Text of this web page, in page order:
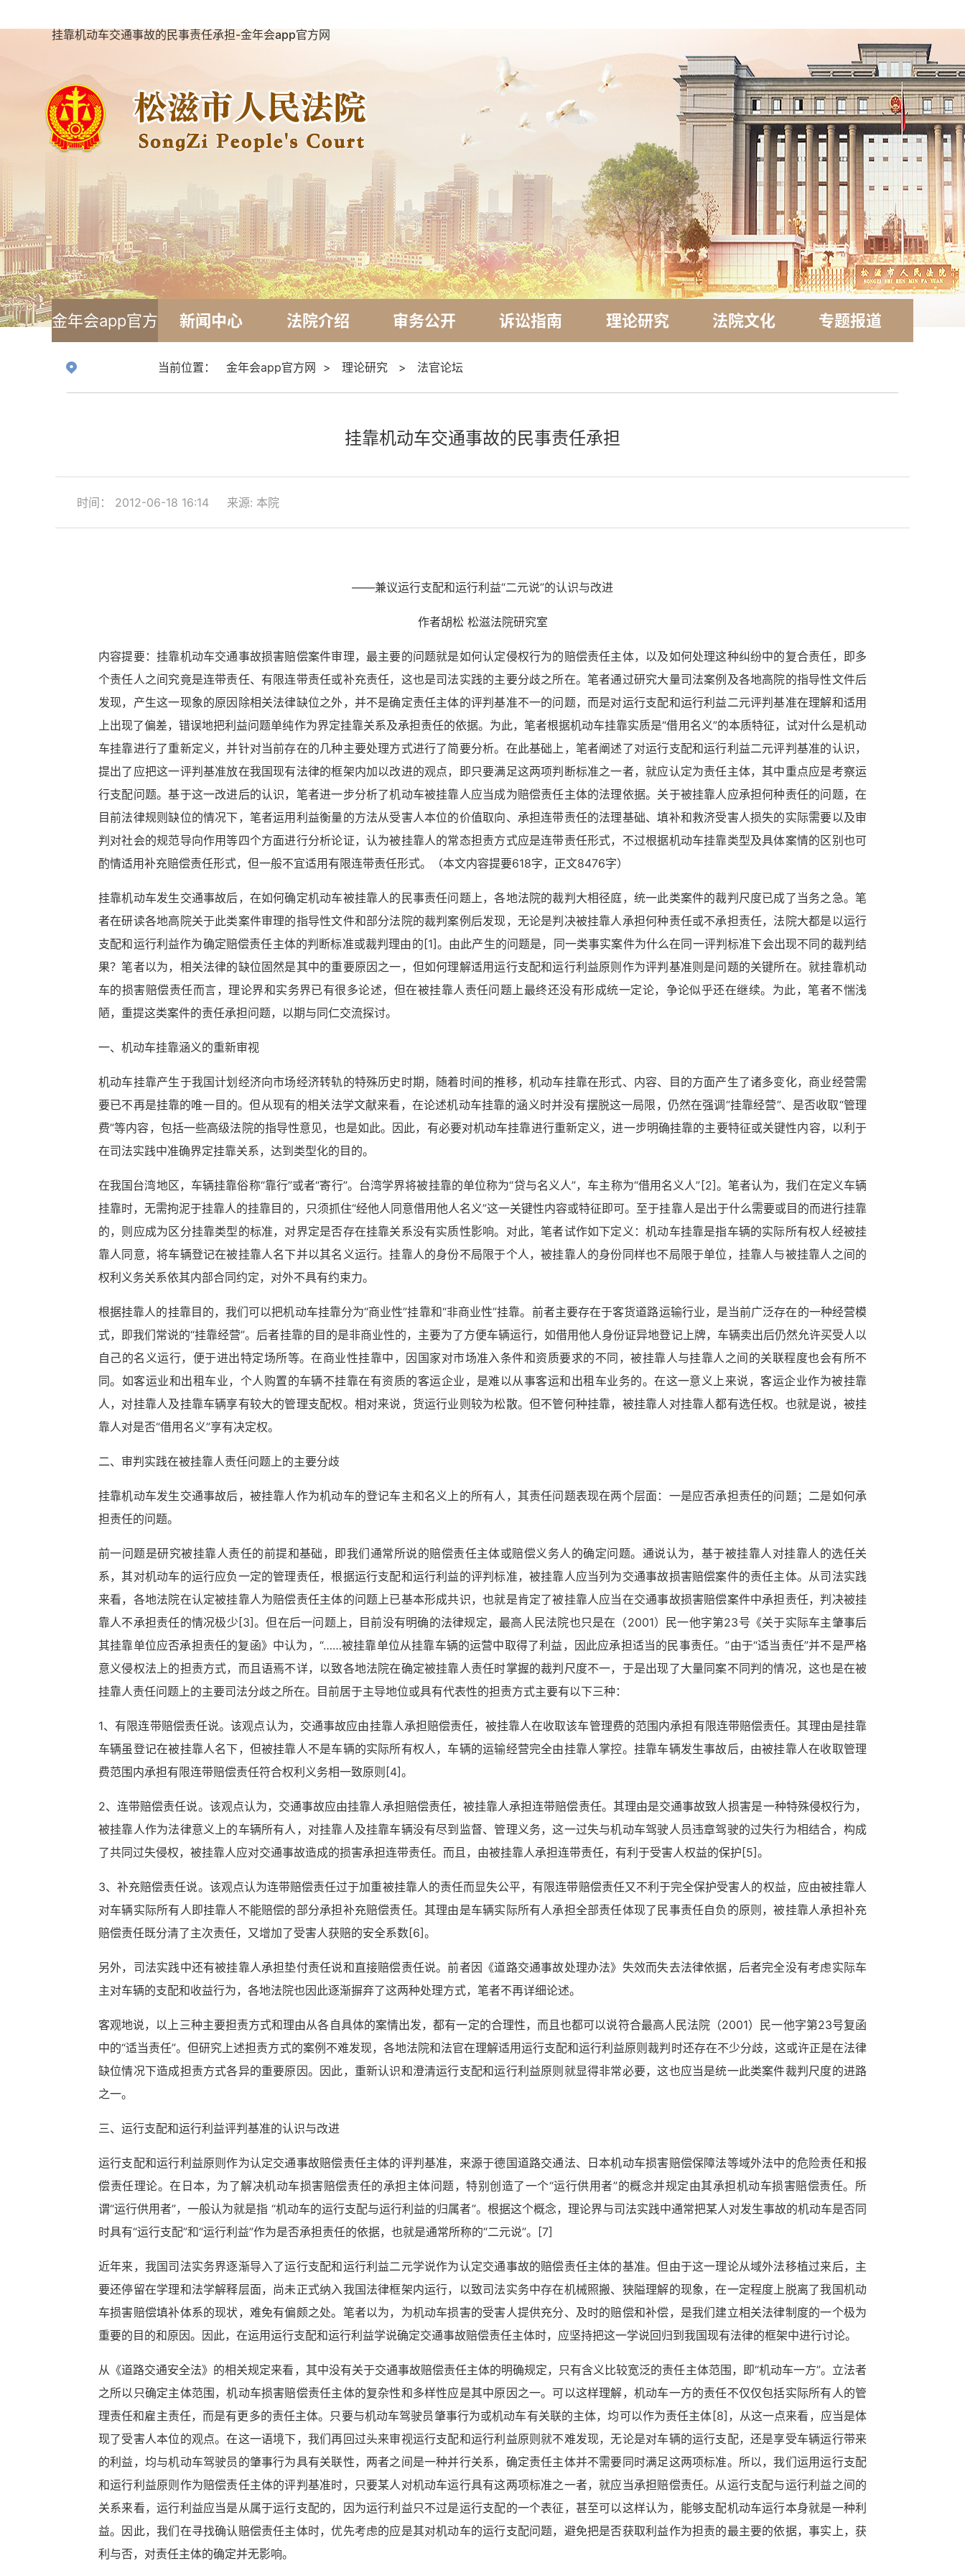
挂靠机动车交通事故的民事责任承担-金年会app官方网
金年会app官方 新闻中心 法院介绍 审务公开 诉讼指南 理论研究 法院文化 专题报道
当前位置： 金年会app官方网 > 理论研究 > 法官论坛
挂靠机动车交通事故的民事责任承担
时间： 2012-06-18 16:14 来源: 本院
——兼议运行支配和运行利益“二元说”的认识与改进
作者胡松 松滋法院研究室
内容提要：挂靠机动车交通事故损害赔偿案件审理，最主要的问题就是如何认定侵权行为的赔偿责任主体，以及如何处理这种纠纷中的复合责任，即多
个责任人之间究竟是连带责任、有限连带责任或补充责任，这也是司法实践的主要分歧之所在。笔者通过研究大量司法案例及各地高院的指导性文件后
发现，产生这一现象的原因除相关法律缺位之外，并不是确定责任主体的评判基准不一的问题，而是对运行支配和运行利益二元评判基准在理解和适用
上出现了偏差，错误地把利益问题单纯作为界定挂靠关系及承担责任的依据。为此，笔者根据机动车挂靠实质是“借用名义”的本质特征，试对什么是机动
车挂靠进行了重新定义，并针对当前存在的几种主要处理方式进行了简要分析。在此基础上，笔者阐述了对运行支配和运行利益二元评判基准的认识，
提出了应把这一评判基准放在我国现有法律的框架内加以改进的观点，即只要满足这两项判断标准之一者，就应认定为责任主体，其中重点应是考察运
行支配问题。基于这一改进后的认识，笔者进一步分析了机动车被挂靠人应当成为赔偿责任主体的法理依据。关于被挂靠人应承担何种责任的问题，在
目前法律规则缺位的情况下，笔者运用利益衡量的方法从受害人本位的价值取向、承担连带责任的法理基础、填补和救济受害人损失的实际需要以及审
判对社会的规范导向作用等四个方面进行分析论证，认为被挂靠人的常态担责方式应是连带责任形式，不过根据机动车挂靠类型及具体案情的区别也可
酌情适用补充赔偿责任形式，但一般不宜适用有限连带责任形式。（本文内容提要618字，正文8476字）
挂靠机动车发生交通事故后，在如何确定机动车被挂靠人的民事责任问题上，各地法院的裁判大相径庭，统一此类案件的裁判尺度已成了当务之急。笔
者在研读各地高院关于此类案件审理的指导性文件和部分法院的裁判案例后发现，无论是判决被挂靠人承担何种责任或不承担责任，法院大都是以运行
支配和运行利益作为确定赔偿责任主体的判断标准或裁判理由的 [1]。由此产生的问题是，同一类事实案件为什么在同一评判标准下会出现不同的裁判结
果？笔者以为，相关法律的缺位固然是其中的重要原因之一，但如何理解适用运行支配和运行利益原则作为评判基准则是问题的关键所在。就挂靠机动
车的损害赔偿责任而言，理论界和实务界已有很多论述，但在被挂靠人责任问题上最终还没有形成统一定论，争论似乎还在继续。为此，笔者不惴浅
陋，重提这类案件的责任承担问题，以期与同仁交流探讨。
一、机动车挂靠涵义的重新审视
机动车挂靠产生于我国计划经济向市场经济转轨的特殊历史时期，随着时间的推移，机动车挂靠在形式、内容、目的方面产生了诸多变化，商业经营需
要已不再是挂靠的唯一目的。但从现有的相关法学文献来看，在论述机动车挂靠的涵义时并没有摆脱这一局限，仍然在强调“挂靠经营”、是否收取“管理
费”等内容，包括一些高级法院的指导性意见，也是如此。因此，有必要对机动车挂靠进行重新定义，进一步明确挂靠的主要特征或关键性内容，以利于
在司法实践中准确界定挂靠关系，达到类型化的目的。
在我国台湾地区，车辆挂靠俗称“靠行”或者“寄行”。台湾学界将被挂靠的单位称为“贷与名义人”，车主称为“借用名义人” [2]。笔者认为，我们在定义车辆
挂靠时，无需拘泥于挂靠人的挂靠目的，只须抓住“经他人同意借用他人名义”这一关键性内容或特征即可。至于挂靠人是出于什么需要或目的而进行挂靠
的，则应成为区分挂靠类型的标准，对界定是否存在挂靠关系没有实质性影响。对此，笔者试作如下定义：机动车挂靠是指车辆的实际所有权人经被挂
靠人同意，将车辆登记在被挂靠人名下并以其名义运行。挂靠人的身份不局限于个人，被挂靠人的身份同样也不局限于单位，挂靠人与被挂靠人之间的
权利义务关系依其内部合同约定，对外不具有约束力。
根据挂靠人的挂靠目的，我们可以把机动车挂靠分为“商业性”挂靠和“非商业性”挂靠。前者主要存在于客货道路运输行业，是当前广泛存在的一种经营模
式，即我们常说的“挂靠经营”。后者挂靠的目的是非商业性的，主要为了方便车辆运行，如借用他人身份证异地登记上牌，车辆卖出后仍然允许买受人以
自己的名义运行，便于进出特定场所等。在商业性挂靠中，因国家对市场准入条件和资质要求的不同，被挂靠人与挂靠人之间的关联程度也会有所不
同。如客运业和出租车业，个人购置的车辆不挂靠在有资质的客运企业，是难以从事客运和出租车业务的。在这一意义上来说，客运企业作为被挂靠
人，对挂靠人及挂靠车辆享有较大的管理支配权。相对来说，货运行业则较为松散。但不管何种挂靠，被挂靠人对挂靠人都有选任权。也就是说，被挂
靠人对是否“借用名义”享有决定权。
二、审判实践在被挂靠人责任问题上的主要分歧
挂靠机动车发生交通事故后，被挂靠人作为机动车的登记车主和名义上的所有人，其责任问题表现在两个层面：一是应否承担责任的问题；二是如何承
担责任的问题。
前一问题是研究被挂靠人责任的前提和基础，即我们通常所说的赔偿责任主体或赔偿义务人的确定问题。通说认为，基于被挂靠人对挂靠人的选任关
系，其对机动车的运行应负一定的管理责任，根据运行支配和运行利益的评判标准，被挂靠人应当列为交通事故损害赔偿案件的责任主体。从司法实践
来看，各地法院在认定被挂靠人为赔偿责任主体的问题上已基本形成共识，也就是肯定了被挂靠人应当在交通事故损害赔偿案件中承担责任，判决被挂
靠人不承担责任的情况极少 [3]。但在后一问题上，目前没有明确的法律规定，最高人民法院也只是在（2001）民一他字第23号《关于实际车主肇事后
其挂靠单位应否承担责任的复函》中认为，“……被挂靠单位从挂靠车辆的运营中取得了利益，因此应承担适当的民事责任。”由于“适当责任”并不是严格
意义侵权法上的担责方式，而且语焉不详，以致各地法院在确定被挂靠人责任时掌握的裁判尺度不一，于是出现了大量同案不同判的情况，这也是在被
挂靠人责任问题上的主要司法分歧之所在。目前居于主导地位或具有代表性的担责方式主要有以下三种：
1、有限连带赔偿责任说。该观点认为，交通事故应由挂靠人承担赔偿责任，被挂靠人在收取该车管理费的范围内承担有限连带赔偿责任。其理由是挂靠
车辆虽登记在被挂靠人名下，但被挂靠人不是车辆的实际所有权人，车辆的运输经营完全由挂靠人掌控。挂靠车辆发生事故后，由被挂靠人在收取管理
费范围内承担有限连带赔偿责任符合权利义务相一致原则 [4]。
2、连带赔偿责任说。该观点认为，交通事故应由挂靠人承担赔偿责任，被挂靠人承担连带赔偿责任。其理由是交通事故致人损害是一种特殊侵权行为，
被挂靠人作为法律意义上的车辆所有人，对挂靠人及挂靠车辆没有尽到监督、管理义务，这一过失与机动车驾驶人员违章驾驶的过失行为相结合，构成
了共同过失侵权，被挂靠人应对交通事故造成的损害承担连带责任。而且，由被挂靠人承担连带责任，有利于受害人权益的保护 [5]。
3、补充赔偿责任说。该观点认为连带赔偿责任过于加重被挂靠人的责任而显失公平，有限连带赔偿责任又不利于完全保护受害人的权益，应由被挂靠人
对车辆实际所有人即挂靠人不能赔偿的部分承担补充赔偿责任。其理由是车辆实际所有人承担全部责任体现了民事责任自负的原则，被挂靠人承担补充
赔偿责任既分清了主次责任，又增加了受害人获赔的安全系数[6]。
另外，司法实践中还有被挂靠人承担垫付责任说和直接赔偿责任说。前者因《道路交通事故处理办法》失效而失去法律依据，后者完全没有考虑实际车
主对车辆的支配和收益行为，各地法院也因此逐渐摒弃了这两种处理方式，笔者不再详细论述。
客观地说，以上三种主要担责方式和理由从各自具体的案情出发，都有一定的合理性，而且也都可以说符合最高人民法院（2001）民一他字第23号复函
中的“适当责任”。但研究上述担责方式的案例不难发现，各地法院和法官在理解适用运行支配和运行利益原则裁判时还存在不少分歧，这或许正是在法律
缺位情况下造成担责方式各异的重要原因。因此，重新认识和澄清运行支配和运行利益原则就显得非常必要，这也应当是统一此类案件裁判尺度的进路
之一。
三、运行支配和运行利益评判基准的认识与改进
运行支配和运行利益原则作为认定交通事故赔偿责任主体的评判基准，来源于德国道路交通法、日本机动车损害赔偿保障法等域外法中的危险责任和报
偿责任理论。在日本，为了解决机动车损害赔偿责任的承担主体问题，特别创造了一个“运行供用者”的概念并规定由其承担机动车损害赔偿责任。所
谓“运行供用者”，一般认为就是指 “机动车的运行支配与运行利益的归属者”。根据这个概念，理论界与司法实践中通常把某人对发生事故的机动车是否同
时具有“运行支配”和“运行利益”作为是否承担责任的依据，也就是通常所称的“二元说”。
[7]
近年来，我国司法实务界逐渐导入了运行支配和运行利益二元学说作为认定交通事故的赔偿责任主体的基准。但由于这一理论从域外法移植过来后，主
要还停留在学理和法学解释层面，尚未正式纳入我国法律框架内运行，以致司法实务中存在机械照搬、狭隘理解的现象，在一定程度上脱离了我国机动
车损害赔偿填补体系的现状，难免有偏颇之处。笔者以为，为机动车损害的受害人提供充分、及时的赔偿和补偿，是我们建立相关法律制度的一个极为
重要的目的和原因。因此，在运用运行支配和运行利益学说确定交通事故赔偿责任主体时，应坚持把这一学说回归到我国现有法律的框架中进行讨论。
从《道路交通安全法》的相关规定来看，其中没有关于交通事故赔偿责任主体的明确规定，只有含义比较宽泛的责任主体范围，即“机动车一方”。立法者
之所以只确定主体范围，机动车损害赔偿责任主体的复杂性和多样性应是其中原因之一。可以这样理解，机动车一方的责任不仅仅包括实际所有人的管
理责任和雇主责任，而是有更多的责任主体。只要与机动车驾驶员肇事行为或机动车有关联的主体，均可以作为责任主体 [8] ，从这一点来看，应当是体
现了受害人本位的观点。在这一语境下，我们再回过头来审视运行支配和运行利益原则就不难发现，无论是对车辆的运行支配，还是享受车辆运行带来
的利益，均与机动车驾驶员的肇事行为具有关联性，两者之间是一种并行关系，确定责任主体并不需要同时满足这两项标准。所以，我们运用运行支配
和运行利益原则作为赔偿责任主体的评判基准时，只要某人对机动车运行具有这两项标准之一者，就应当承担赔偿责任。从运行支配与运行利益之间的
关系来看，运行利益应当是从属于运行支配的，因为运行利益只不过是运行支配的一个表征，甚至可以这样认为，能够支配机动车运行本身就是一种利
益。因此，我们在寻找确认赔偿责任主体时，优先考虑的应是其对机动车的运行支配问题，避免把是否获取利益作为担责的最主要的依据，事实上，获
利与否，对责任主体的确定并无影响。